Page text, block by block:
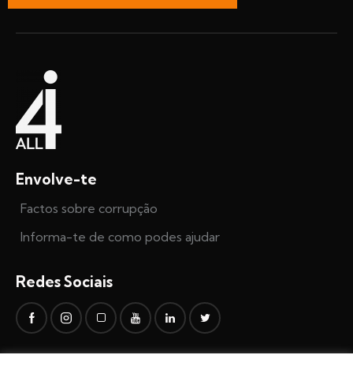
Envolve-te
Factos sobre corrupção
Informa-te de como podes ajudar
Redes Sociais